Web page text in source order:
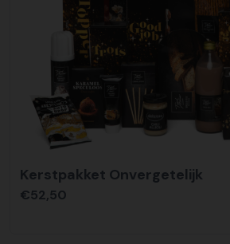
Kerstpakket Onvergetelijk
€52,50